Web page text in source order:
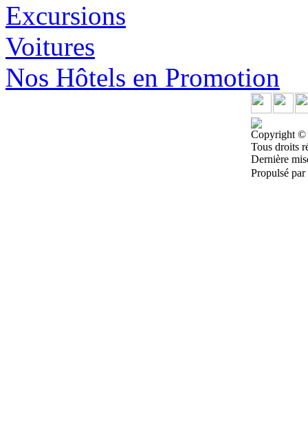
Excursions
Voitures
Nos Hôtels en Promotion
Copyright ©
Tous droits
Dernière
Propulsé par